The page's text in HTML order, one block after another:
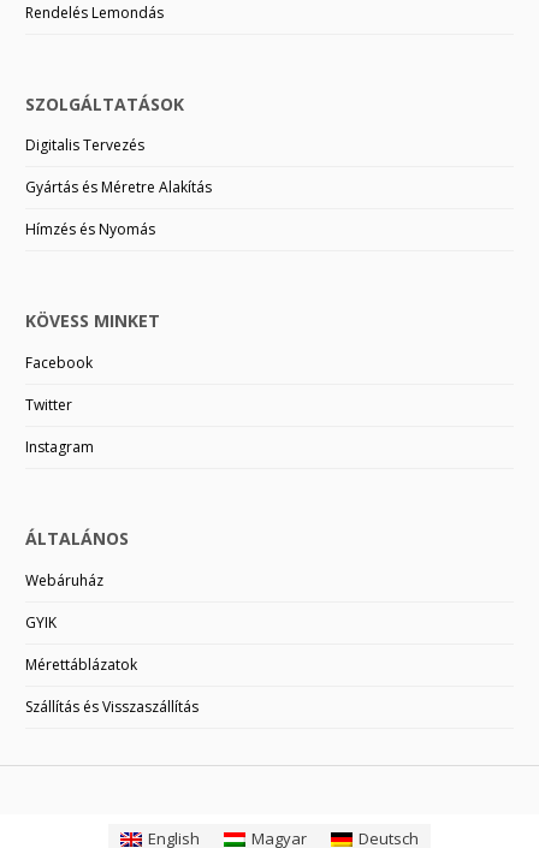
Rendelés Lemondás
SZOLGÁLTATÁSOK
Digitalis Tervezés
Gyártás és Méretre Alakítás
Hímzés és Nyomás
KÖVESS MINKET
Facebook
Twitter
Instagram
ÁLTALÁNOS
Webáruház
GYIK
Mérettáblázatok
Szállítás és Visszaszállítás
English Magyar Deutsch